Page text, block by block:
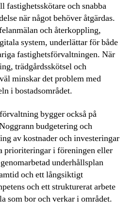
fastighetsskötare och snabba
när något behöver åtgärdas.
och återkoppling,
system, underlättar för både
fastighetsförvaltningen. När
trädgårdsskötsel och
minskar det problem med
i bostadsområdet.
bygger också på
budgetering och
av kostnader och investeringar
prioriteringar i föreningen eller
underhållsplan
och ett långsiktigt
och ett strukturerat arbete
som bor och verkar i området.